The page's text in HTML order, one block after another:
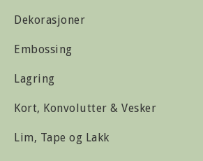
Dekorasjoner
Embossing
Lagring
Kort, Konvolutter & Vesker
Lim, Tape og Lakk